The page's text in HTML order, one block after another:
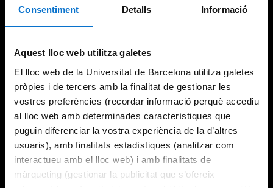
Consentiment Detalls Informació
Aquest lloc web utilitza galetes
El lloc web de la Universitat de Barcelona utilitza galetes
pròpies i de tercers amb la finalitat de gestionar les
vostres preferències (recordar informació perquè accediu
al lloc web amb determinades característiques que
puguin diferenciar la vostra experiència de la d’altres
usuaris), amb finalitats estadístiques (analitzar com
interactueu amb el lloc web) i amb finalitats de
màrqueting (gestionar la publicitat que s’ofereix